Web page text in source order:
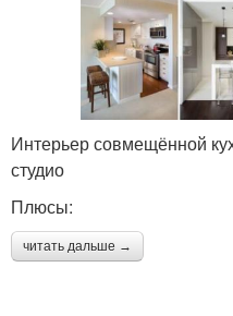
Интерьер совмещённой
студио
Плюсы:
читать дальше →